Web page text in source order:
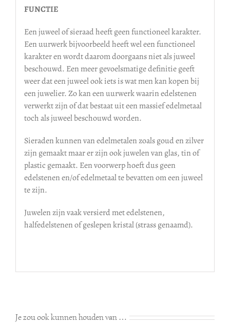
FUNCTIE
Een juweel of sieraad heeft geen functioneel karakter.
Een uurwerk bijvoorbeeld heeft wel een functioneel
karakter en wordt daarom doorgaans niet als juweel
beschouwd. Een meer gevoelsmatige definitie geeft
weer dat een juweel ook iets is wat men kan kopen bij
een juwelier. Zo kan een uurwerk waarin edelstenen
verwerkt zijn of dat bestaat uit een massief edelmetaal
toch als juweel beschouwd worden.
Sieraden kunnen van edelmetalen zoals goud en zilver
zijn gemaakt maar er zijn ook juwelen van glas, tin of
plastic gemaakt. Een voorwerp hoeft dus geen
edelstenen en/of edelmetaal te bevatten om een juweel
te zijn.
Juwelen zijn vaak versierd met edelstenen,
halfedelstenen of geslepen kristal (strass genaamd).
Je zou ook kunnen houden van …